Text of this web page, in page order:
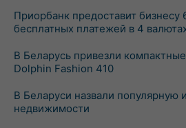
Приорбанк предоставит бизнесу
бесплатных платежей в 4
В Беларусь привезли
Dolphin Fashion 410
В Беларуси назвали популярную
недвижимости